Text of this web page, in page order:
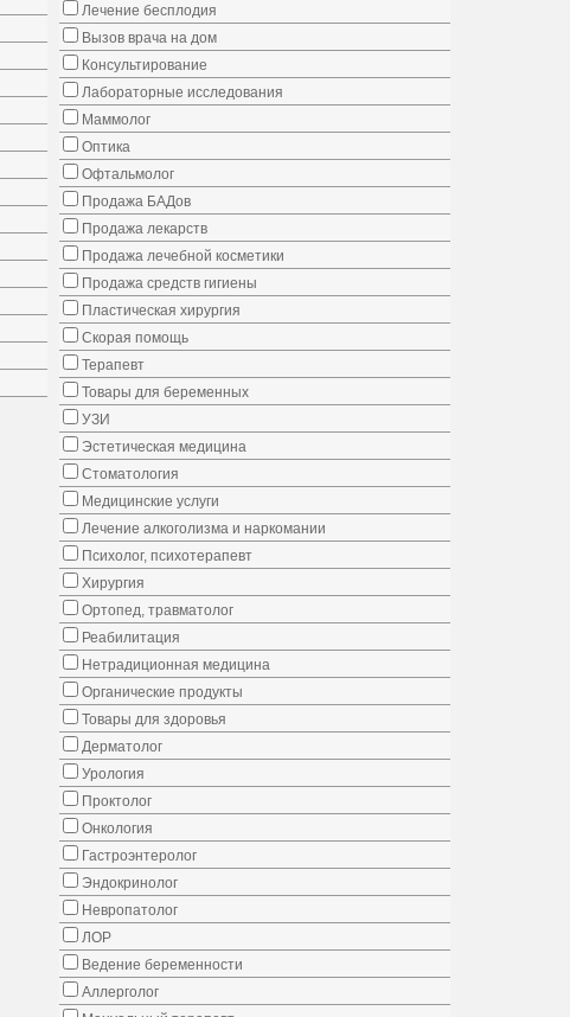
Лечение бесплодия
Вызов врача на дом
Консультирование
Лабораторные исследования
Маммолог
Оптика
Офтальмолог
Продажа БАДов
Продажа лекарств
Продажа лечебной косметики
Продажа средств гигиены
Пластическая хирургия
Скорая помощь
Терапевт
Товары для беременных
УЗИ
Эстетическая медицина
Стоматология
Медицинские услуги
Лечение алкоголизма и наркомании
Психолог, психотерапевт
Хирургия
Ортопед, травматолог
Реабилитация
Нетрадиционная медицина
Органические продукты
Товары для здоровья
Дерматолог
Урология
Проктолог
Онкология
Гастроэнтеролог
Эндокринолог
Невропатолог
ЛОР
Ведение беременности
Аллерголог